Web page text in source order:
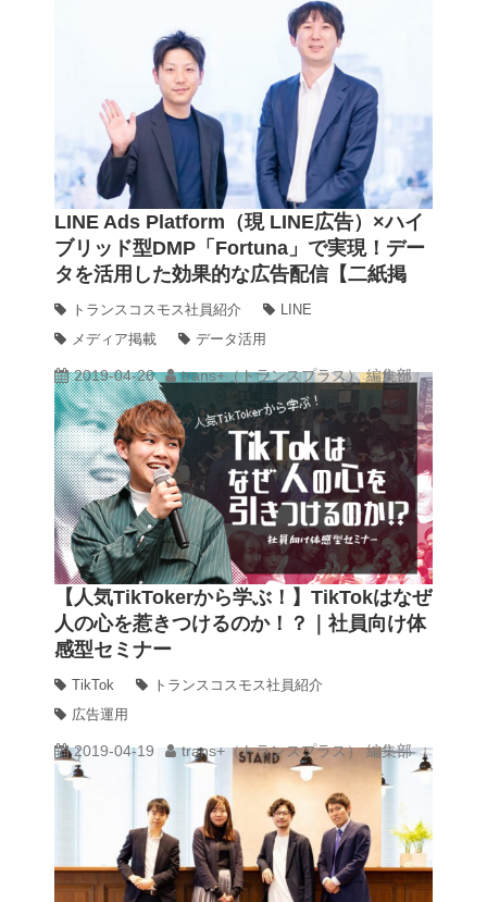
LINE Ads Platform（現 LINE広告）×ハイ
ブリッド型DMP「Fortuna」で実現！デー
タを活用した効果的な広告配信【二紙掲
載：アドタイ、SuperMagazine】
トランスコスモス社員紹介
LINE
メディア掲載
データ活用
2019-04-26 trans+（トランスプラス） 編集部
【人気TikTokerから学ぶ！】TikTokはなぜ
人の心を惹きつけるのか！？｜社員向け体
感型セミナー
TikTok
トランスコスモス社員紹介
広告運用
2019-04-19 trans+（トランスプラス） 編集部